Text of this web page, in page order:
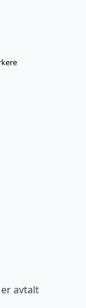
avtalt